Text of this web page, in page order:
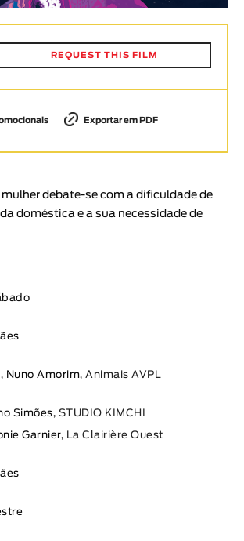
REQUEST THIS FILM
Exportar em PDF
mulher debate-se com a dificuldade de
doméstica e a sua necessidade de
Nuno Amorim, Animais AVPL
Simões, STUDIO KIMCHI
Garnier, La Clairière Ouest